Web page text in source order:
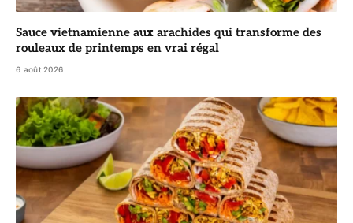
Sauce vietnamienne aux arachides qui transforme des
rouleaux de printemps en vrai régal
6 août 2026